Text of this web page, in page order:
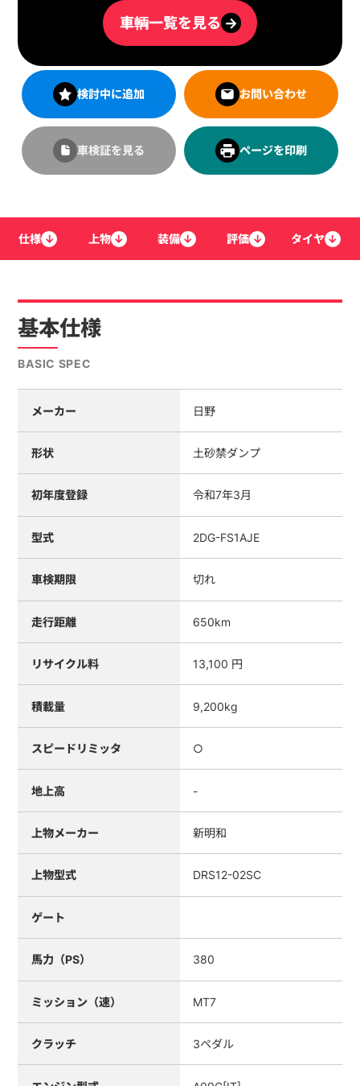
車輌一覧を見る →
検討中に追加 お問い合わせ
車検証を見る ページを印刷
仕様 ↓ 上物 ↓ 装備 ↓ 評価 ↓ タイヤ ↓
基本仕様
BASIC SPEC
メーカー 日野
形状 土砂禁ダンプ
初年度登録 令和7年3月
型式 2DG-FS1AJE
車検期限 切れ
走行距離 650km
リサイクル料 13,100 円
積載量 9,200kg
スピードリミッタ ○
地上高 -
上物メーカー 新明和
上物型式 DRS12-02SC
ゲート
馬力（PS） 380
ミッション（速） MT7
クラッチ 3ペダル